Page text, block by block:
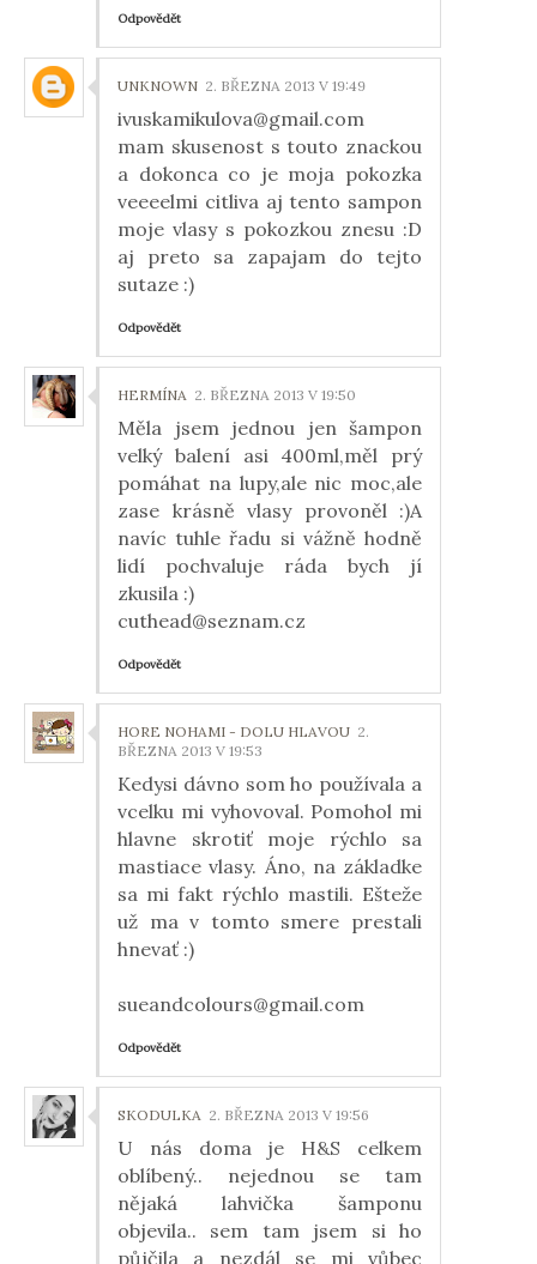
Odpovědět
UNKNOWN 2. BŘEZNA 2013 V 19:49
ivuskamikulova@gmail.com
mam skusenost s touto znackou
a dokonca co je moja pokozka
veeeelmi citliva aj tento sampon
moje vlasy s pokozkou znesu :D
aj preto sa zapajam do tejto
sutaze :)
Odpovědět
HERMÍNA 2. BŘEZNA 2013 V 19:50
Měla jsem jednou jen šampon
velký balení asi 400ml,měl prý
pomáhat na lupy,ale nic moc,ale
zase krásně vlasy provoněl :)A
navíc tuhle řadu si vážně hodně
lidí pochvaluje ráda bych jí
zkusila :)
cuthead@seznam.cz
Odpovědět
HORE NOHAMI - DOLU HLAVOU 2.
BŘEZNA 2013 V 19:53
Kedysi dávno som ho používala a
vcelku mi vyhovoval. Pomohol mi
hlavne skrotiť moje rýchlo sa
mastiace vlasy. Áno, na základke
sa mi fakt rýchlo mastili. Ešteže
už ma v tomto smere prestali
hnevať :)
sueandcolours@gmail.com
Odpovědět
SKODULKA 2. BŘEZNA 2013 V 19:56
U nás doma je H&S celkem
oblíbený.. nejednou se tam
nějaká lahvička šamponu
objevila.. sem tam jsem si ho
půjčila a nezdál se mi vůbec